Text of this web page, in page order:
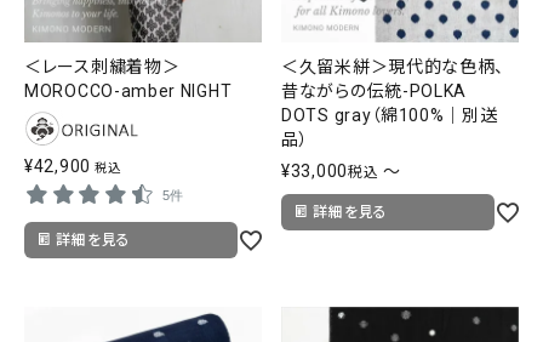
＜レース刺繍着物＞
MOROCCO-amber NIGHT
¥42,900 税込
5件
詳細を見る
＜久留米絣＞現代的な色柄、
昔ながらの伝統-POLKA
DOTS gray（綿100%｜別送
品）
¥33,000税込 〜
詳細を見る